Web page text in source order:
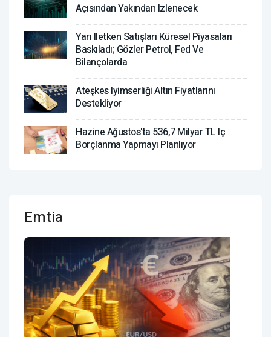
Açısından Yakından Izlenecek
Yarı Iletken Satışları Küresel Piyasaları
Baskıladı; Gözler Petrol, Fed Ve
Bilançolarda
Ateşkes Iyimserliği Altın Fiyatlarını
Destekliyor
Hazine Ağustos'ta 536,7 Milyar TL Iç
Borçlanma Yapmayı Planlıyor
Emtia